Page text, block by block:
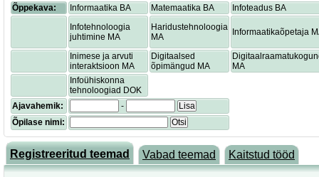
Õppekava:
Informaatika BA Matemaatika BA
Infoteadus BA
Infotehnoloogia
juhtimine MA
Haridustehnoloogia
MA
Informaatikaõpetaja
Inimese ja arvuti
interaktsioon MA
Digitaalsed
õpimängud MA
MA
Infoühiskonna
tehnoloogiad DOK
Ajavahemik:
-
Lisa
Õpilase nimi:
Otsi
Registreeritud teemad Vabad teemad Kaitstud tööd